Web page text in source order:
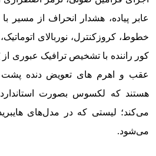
عابر پیاده، هشدار انحراف از مسیر
خطوط، کروزکنترل، نوربالای
کور راننده با تشخیص ترافیک عبوری
عقب و اهرم های تعویض دنده پشت
می‌کند؛ لیستی که در مدل‌های هایبرید
می‌شود.